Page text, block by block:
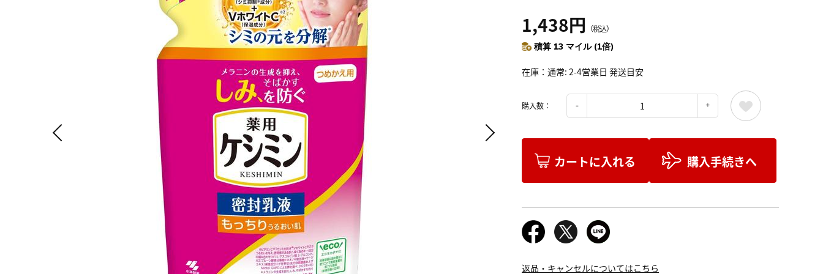
1,438円 （税込）
積算 13 マイル (1倍)
在庫 通常: 2-4営業日 発送目安
購入数：
カートに入れる 購入手続きへ
返品・キャンセルについてはこちら